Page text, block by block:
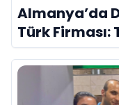
Almanya’da
Türk Firması: